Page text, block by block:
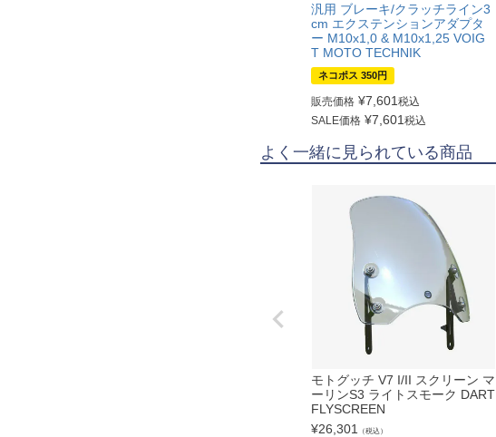
汎用 ブレーキ/クラッチライン3
cm エクステンションアダプタ
ー M10x1,0 & M10x1,25 VOIG
T MOTO TECHNIK
ネコポス 350円
販売価格 ¥7,601 税込
SALE価格 ¥7,601 税込
よく一緒に見られている商品
モトグッチ V7 I/II スクリーン マ
ーリンS3 ライトスモーク DART
FLYSCREEN
¥26,301 （税込）